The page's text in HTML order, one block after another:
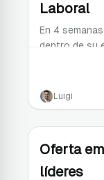
Laboral
En 4
dentro de su
acción
Luigi
Oferta
líderes